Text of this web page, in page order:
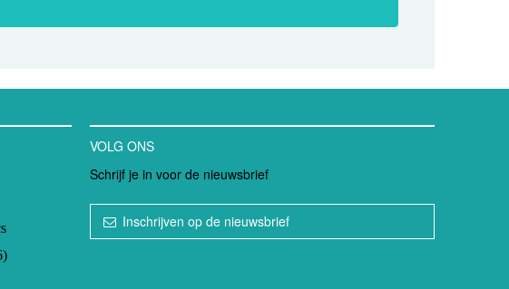
VOLG ONS
Schrijf je in voor de nieuwsbrief
Inschrijven op de nieuwsbrief